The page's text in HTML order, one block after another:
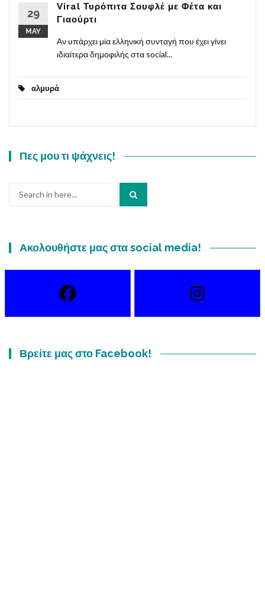
29
MAY
Viral Τυρόπιτα Σουφλέ με Φέτα και
Γιαούρτι
Αν υπάρχει μία ελληνική συνταγή που έχει γίνει
ιδιαίτερα δημοφιλής στα social...
αλμυρά
Πες μου τι ψάχνεις!
Ακολουθήστε μας στα social media!
Βρείτε μας στο Facebook!